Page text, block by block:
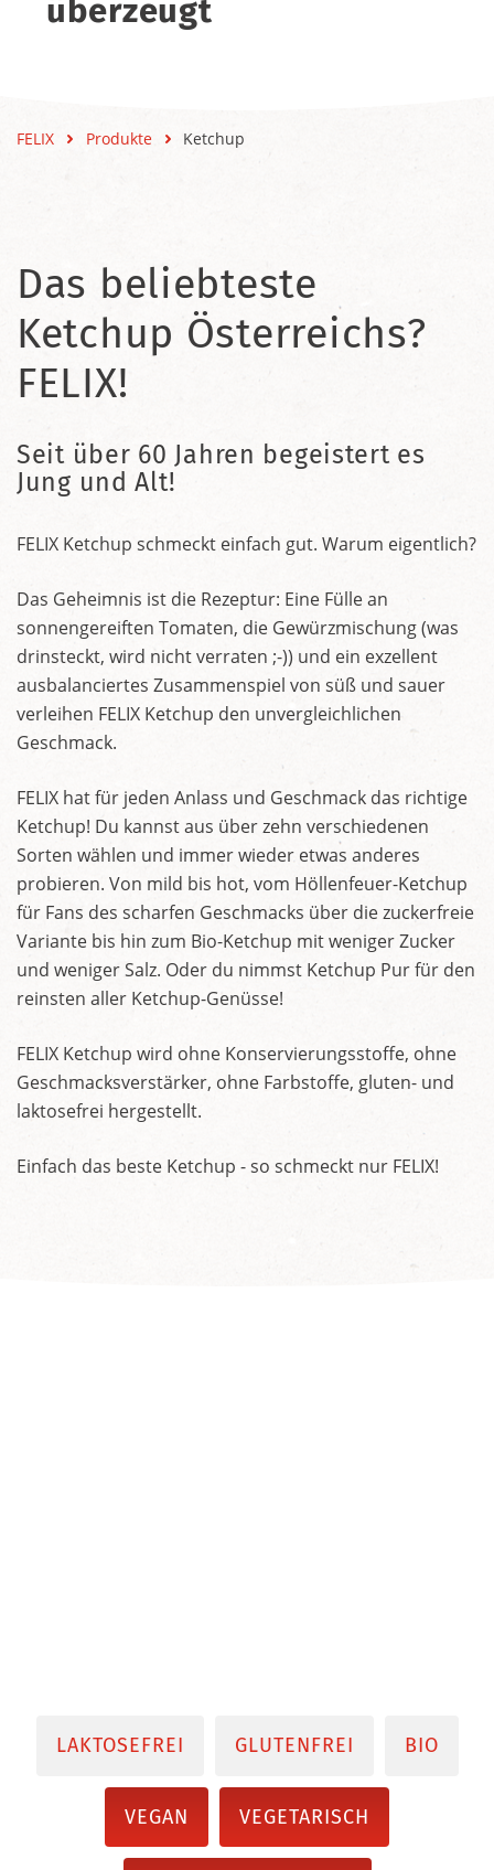
überzeugt
FELIX Produkte Ketchup
Das beliebteste
Ketchup Österreichs?
FELIX!
Seit über 60 Jahren begeistert es
Jung und Alt!
FELIX Ketchup schmeckt einfach gut. Warum eigentlich?
Das Geheimnis ist die Rezeptur: Eine Fülle an
sonnengereiften Tomaten, die Gewürzmischung (was
drinsteckt, wird nicht verraten ;-)) und ein exzellent
ausbalanciertes Zusammenspiel von süß und sauer
verleihen FELIX Ketchup den unvergleichlichen
Geschmack.
FELIX hat für jeden Anlass und Geschmack das richtige
Ketchup! Du kannst aus über zehn verschiedenen
Sorten wählen und immer wieder etwas anderes
probieren. Von mild bis hot, vom Höllenfeuer-Ketchup
für Fans des scharfen Geschmacks über die zuckerfreie
Variante bis hin zum Bio-Ketchup mit weniger Zucker
und weniger Salz. Oder du nimmst Ketchup Pur für den
reinsten aller Ketchup-Genüsse!
FELIX Ketchup wird ohne Konservierungsstoffe, ohne
Geschmacksverstärker, ohne Farbstoffe, gluten- und
laktosefrei hergestellt.
Einfach das beste Ketchup - so schmeckt nur FELIX!
LAKTOSEFREI GLUTENFREI BIO
VEGAN VEGETARISCH